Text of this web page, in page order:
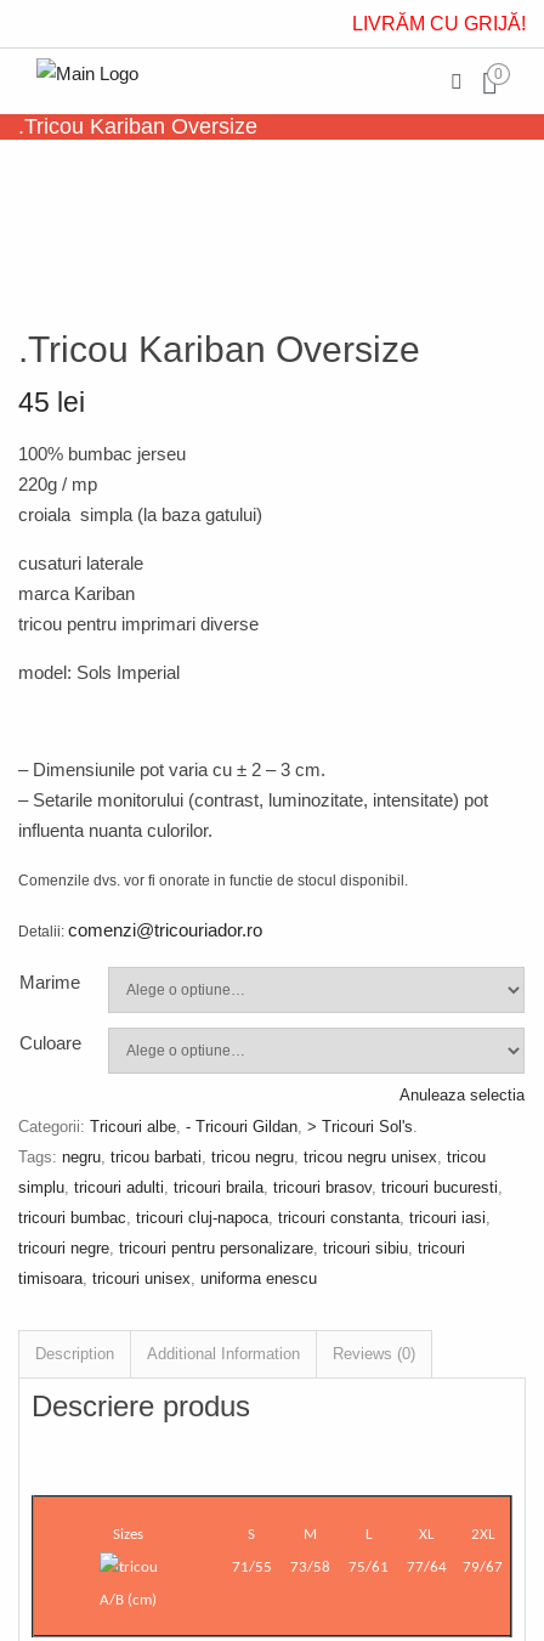
LIVRĂM CU GRIJĂ!
0
.Tricou Kariban Oversize
.Tricou Kariban Oversize
45 lei
100% bumbac jerseu
220g / mp
croiala simpla (la baza gatului)
cusaturi laterale
marca Kariban
tricou pentru imprimari diverse
model: Sols Imperial
– Dimensiunile pot varia cu ± 2 – 3 cm.
– Setarile monitorului (contrast, luminozitate, intensitate) pot
influenta nuanta culorilor.
Comenzile dvs. vor fi onorate in functie de stocul disponibil.
Detalii: comenzi@tricouriador.ro
Marime
Culoare
Anuleaza selectia
Categorii: Tricouri albe - Tricouri Gildan > Tricouri Sol's
Tags: negru tricou barbati tricou negru tricou negru unisex tricou
simplu tricouri adulti tricouri braila tricouri brasov, tricouri bucuresti
tricouri bumbac tricouri cluj-napoca tricouri constanta tricouri iasi
tricouri negre tricouri pentru personalizare tricouri sibiu tricouri
timisoara tricouri unisex uniforma enescu
Description Additional Information Reviews (0)
Descriere produs
Sizes
A/B (cm)
S
71/55
M
73/58
L
75/61
XL
77/64
2XL
79/67